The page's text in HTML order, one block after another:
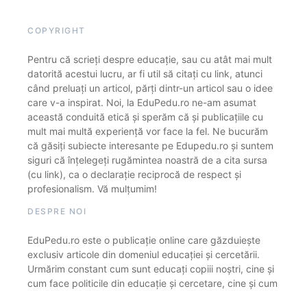
COPYRIGHT
Pentru că scrieți despre educație, sau cu atât mai mult
datorită acestui lucru, ar fi util să citați cu link, atunci
când preluați un articol, părți dintr-un articol sau o idee
care v-a inspirat. Noi, la EduPedu.ro ne-am asumat
această conduită etică și sperăm că și publicațiile cu
mult mai multă experiență vor face la fel. Ne bucurăm
că găsiți subiecte interesante pe Edupedu.ro și suntem
siguri că înțelegeți rugămintea noastră de a cita sursa
(cu link), ca o declarație reciprocă de respect și
profesionalism. Vă mulțumim!
DESPRE NOI
EduPedu.ro este o publicație online care găzduiește
exclusiv articole din domeniul educației și cercetării.
Urmărim constant cum sunt educați copiii noștri, cine și
cum face politicile din educație și cercetare, cine și cum